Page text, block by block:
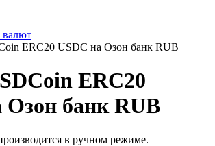
ERC20 USDC на Озон банк RUB
ERC20
Озон банк RUB
в ручном режиме.